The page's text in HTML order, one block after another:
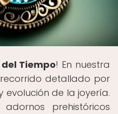
Tiempo! En nuestra
detallado por
evolución de la joyería.
prehistóricos